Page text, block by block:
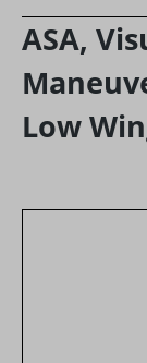
ASA,
Low